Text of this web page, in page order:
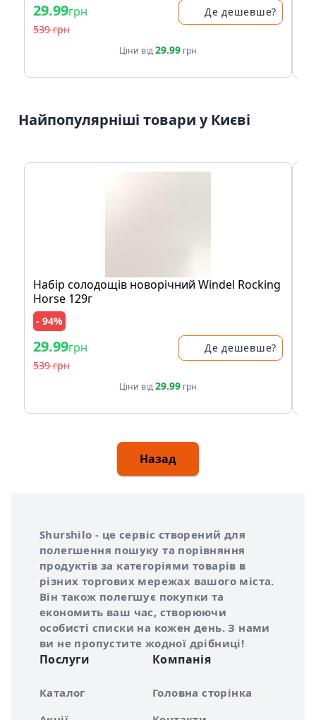
29.99грн
539 грн
Де дешевше?
Ціни від29.99 грн
Найпопулярніші товари у Києві
Набір солодощів новорічний Windel Rocking
Horse 129г
- 94%
29.99грн
539 грн
Де дешевше?
Ціни від29.99 грн
Назад
Про сервіс Shurshilo
Shurshilo - це сервіс створений для
полегшення пошуку та порівняння
продуктів за категоріями товарів в
різних торгових мережах вашого міста.
Він також полегшує покупки та
економить ваш час, створюючи
особисті списки на кожен день. З нами
ви не пропустите жодної дрібниці!
Послуги
Каталог
Компанія
Головна сторінка